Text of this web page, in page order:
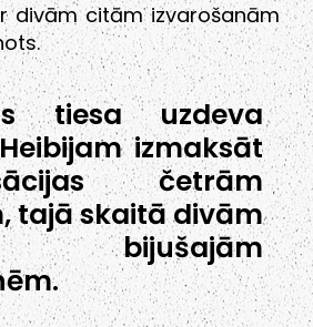
divām citām izvarošanām
tiesa uzdeva
izmaksāt
četrām
tajā skaitā divām